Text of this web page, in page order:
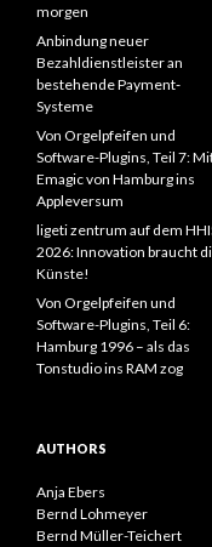
morgen
Anbindung neuer
Bezahldienstleister an
bestehende Payment-
Systeme
Von Orgelpfeifen und
Software-Plugins, Teil 7:
Emagic von Hamburg ins
Appleversum
ligeti zentrum auf dem
2026: Innovation braucht
Künste!
Von Orgelpfeifen und
Software-Plugins, Teil 6:
Hamburg 1996 – als das
Tonstudio ins RAM zog
AUTHORS
Anja Ebers
Bernd Lohmeyer
Bernd Müller-Teichert